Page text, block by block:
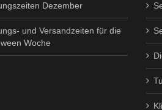
Dezember
und Versandzeiten für die
Woche